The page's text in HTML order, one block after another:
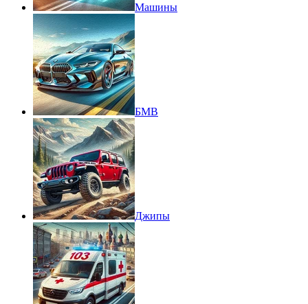
Машины
БМВ
Джипы